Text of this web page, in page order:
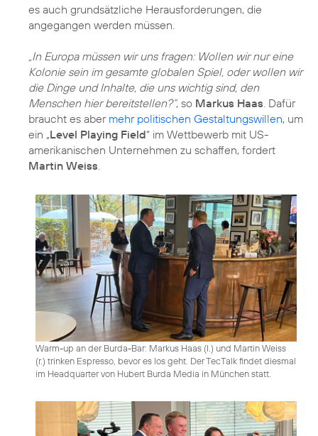
es auch grundsätzliche Herausforderungen, die
angegangen werden müssen.
„In Europa müssen wir uns fragen: Wollen wir nur eine
Kolonie sein im gesamte globalen Spiel, oder wollen wir
die Dinge und Inhalte, die uns wichtig sind, den
Menschen hier bereitstellen?“, so Markus Haas . Dafür
braucht es aber mehr politischen Gestaltungswillen, um
ein „Level Playing Field“ im Wettbewerb mit US-
amerikanischen Unternehmen zu schaffen, fordert
Martin Weiss
Warm-up an der Burda-Bar: Markus Haas (l.) und Martin Weiss
(r.) trinken Espresso, bevor es los geht. Der TecTalk findet diesmal
im Headquarter von Hubert Burda Media in München statt.